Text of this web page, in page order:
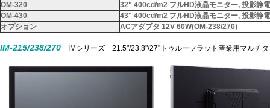
OM-320
32" 400cd/m2 フルHD液晶モニター, 投影静
OM-430
43" 400cd/m2 フルHD液晶モニター, 投影静
オプション
ACアダプタ 12V 60W(OM-238/270)
IM-215/238/270 IMシリーズ 21.5"/23.8"/27"トゥルーフラット産業用マルチタ